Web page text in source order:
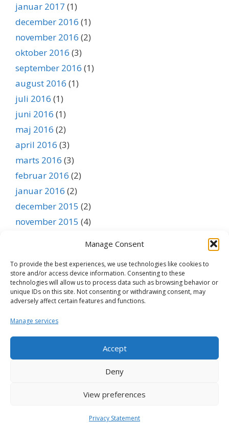
Manage Consent
To provide the best experiences, we use technologies like cookies to
store and/or access device information. Consenting to these
technologies will allow us to process data such as browsing behavior or
unique IDs on this site. Not consenting or withdrawing consent, may
adversely affect certain features and functions.
Manage services
Accept
Deny
View preferences
Privacy Statement
januar 2017 (1)
december 2016 (1)
november 2016 (2)
oktober 2016 (3)
september 2016 (1)
august 2016 (1)
juli 2016 (1)
juni 2016 (1)
maj 2016 (2)
april 2016 (3)
marts 2016 (3)
februar 2016 (2)
januar 2016 (2)
december 2015 (2)
november 2015 (4)
august 2015(1)
juli 2015(1)
juni 2015(1)
februar 2015(1)
Nordic Cattle Genetic Evaluation © 2026 -